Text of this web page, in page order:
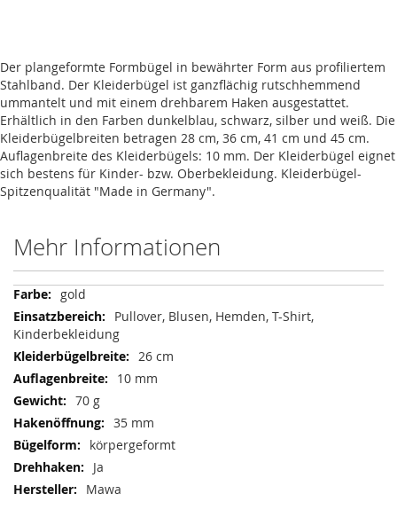
Der plangeformte Formbügel in bewährter Form aus profiliertem
Stahlband. Der Kleiderbügel ist ganzflächig rutschhemmend
ummantelt und mit einem drehbarem Haken ausgestattet.
Erhältlich in den Farben dunkelblau, schwarz, silber und weiß. Die
Kleiderbügelbreiten betragen 28 cm, 36 cm, 41 cm und 45 cm.
Auflagenbreite des Kleiderbügels: 10 mm. Der Kleiderbügel eignet
sich bestens für Kinder- bzw. Oberbekleidung. Kleiderbügel-
Spitzenqualität "Made in Germany".
Mehr Informationen
Mehr
Informationen
gold
Pullover, Blusen, Hemden, T-Shirt,
Kinderbekleidung
26 cm
10 mm
70 g
35 mm
körpergeformt
Ja
Mawa